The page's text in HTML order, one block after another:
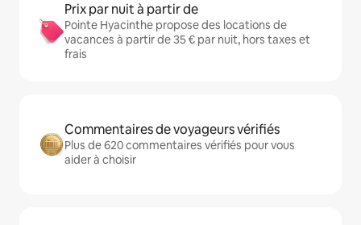
Prix par nuit à partir de
Pointe Hyacinthe propose des locations de
vacances à partir de 35 € par nuit, hors taxes et
frais
Commentaires de voyageurs vérifiés
Plus de 620 commentaires vérifiés pour vous
aider à choisir